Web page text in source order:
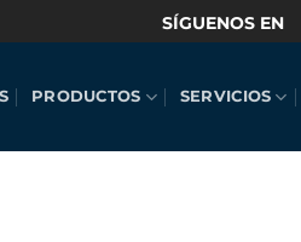
SÍGUENOS EN
PRODUCTOS SERVICIOS